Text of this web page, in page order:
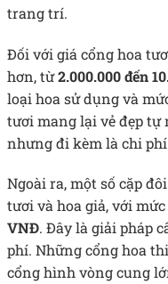
trang trí.
Đối với giá cổng hoa
hơn, từ2.000.000 đến
loại hoa sử dụng và
tươi mang lại vẻ đẹp tự
nhưng đi kèm là chi
Ngoài ra, một số cặp
tươi và hoa giả, với
VNĐ. Đây là giải pháp
phí. Những cổng hoa
cổng hình vòng cung